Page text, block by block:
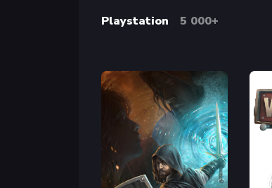
Playstation 5 000+